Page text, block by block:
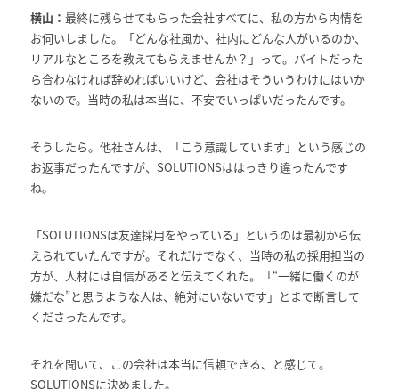
横山： 最終に残らせてもらった会社すべてに、私の方から内情を
お伺いしました。「どんな社風か、社内にどんな人がいるのか、
リアルなところを教えてもらえませんか？」って。バイトだった
ら合わなければ辞めればいいけど、会社はそういうわけにはいか
ないので。当時の私は本当に、不安でいっぱいだったんです。
そうしたら。他社さんは、「こう意識しています」という感じの
お返事だったんですが、SOLUTIONSははっきり違ったんです
ね。
「SOLUTIONSは友達採用をやっている」というのは最初から伝
えられていたんですが。それだけでなく、当時の私の採用担当の
方が、人材には自信があると伝えてくれた。「“一緒に働くのが
嫌だな”と思うような人は、絶対にいないです」とまで断言して
くださったんです。
それを聞いて、この会社は本当に信頼できる、と感じて。
SOLUTIONSに決めました。